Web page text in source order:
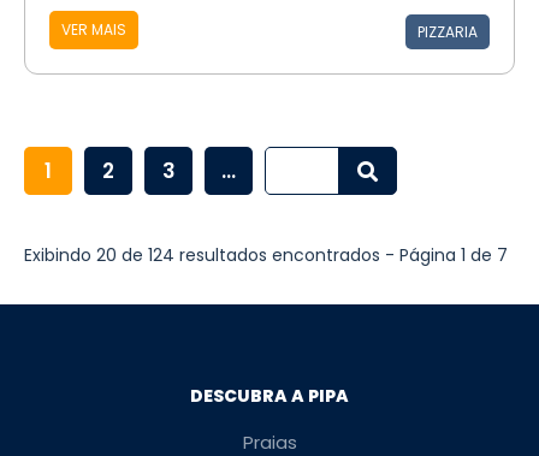
VER MAIS PIZZARIA
1 2 3 ...
Exibindo 20 de 124 resultados encontrados - Página 1 de 7
DESCUBRA A PIPA
Praias